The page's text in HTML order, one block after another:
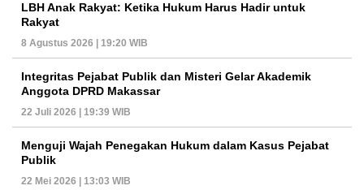
LBH Anak Rakyat: Ketika Hukum Harus Hadir untuk
Rakyat
8 Agustus 2026 | 19:20 WIB
Integritas Pejabat Publik dan Misteri Gelar Akademik
Anggota DPRD Makassar
22 Juli 2026 | 19:39 WIB
Menguji Wajah Penegakan Hukum dalam Kasus Pejabat
Publik
22 Mei 2026 | 13:03 WIB